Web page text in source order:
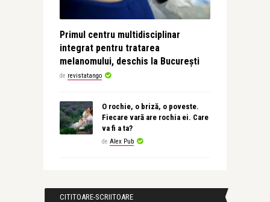
Primul centru multidisciplinar
integrat pentru tratarea
melanomului, deschis la București
de revistatango
O rochie, o briză, o poveste.
Fiecare vară are rochia ei. Care
va fi a ta?
de Alex Pub
CITITOARE-SCRIITOARE